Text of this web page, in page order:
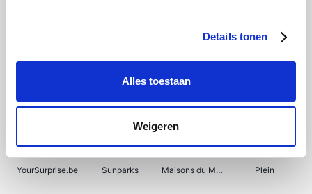
Details tonen
Alles toestaan
Weigeren
Shein Bergfreunde Pazzox Smartwatchbanden
YourSurprise.be Sunparks Maisons du Monde Plein